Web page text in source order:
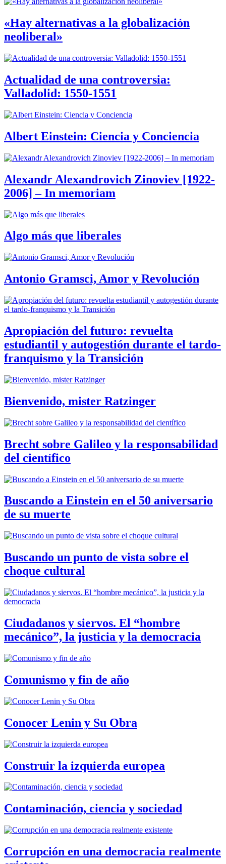
«Hay alternativas a la globalización
neoliberal»
Actualidad de una controversia:
Valladolid: 1550-1551
Albert Einstein: Ciencia y Conciencia
Alexandr Alexandrovich Zinoviev [1922-
2006] – In memoriam
Algo más que liberales
Antonio Gramsci, Amor y Revolución
Apropiación del futuro: revuelta
estudiantil y autogestión durante el tardo-
franquismo y la Transición
Bienvenido, mister Ratzinger
Brecht sobre Galileo y la responsabilidad
del científico
Buscando a Einstein en el 50 aniversario
de su muerte
Buscando un punto de vista sobre el
choque cultural
Ciudadanos y siervos. El “hombre
mecánico”, la justicia y la democracia
Comunismo y fin de año
Conocer Lenin y Su Obra
Construir la izquierda europea
Contaminación, ciencia y sociedad
Corrupción en una democracia realmente